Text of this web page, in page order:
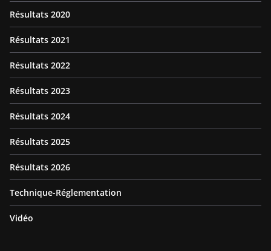
Résultats 2020
Résultats 2021
Résultats 2022
Résultats 2023
Résultats 2024
Résultats 2025
Résultats 2026
Technique-Réglementation
Vidéo